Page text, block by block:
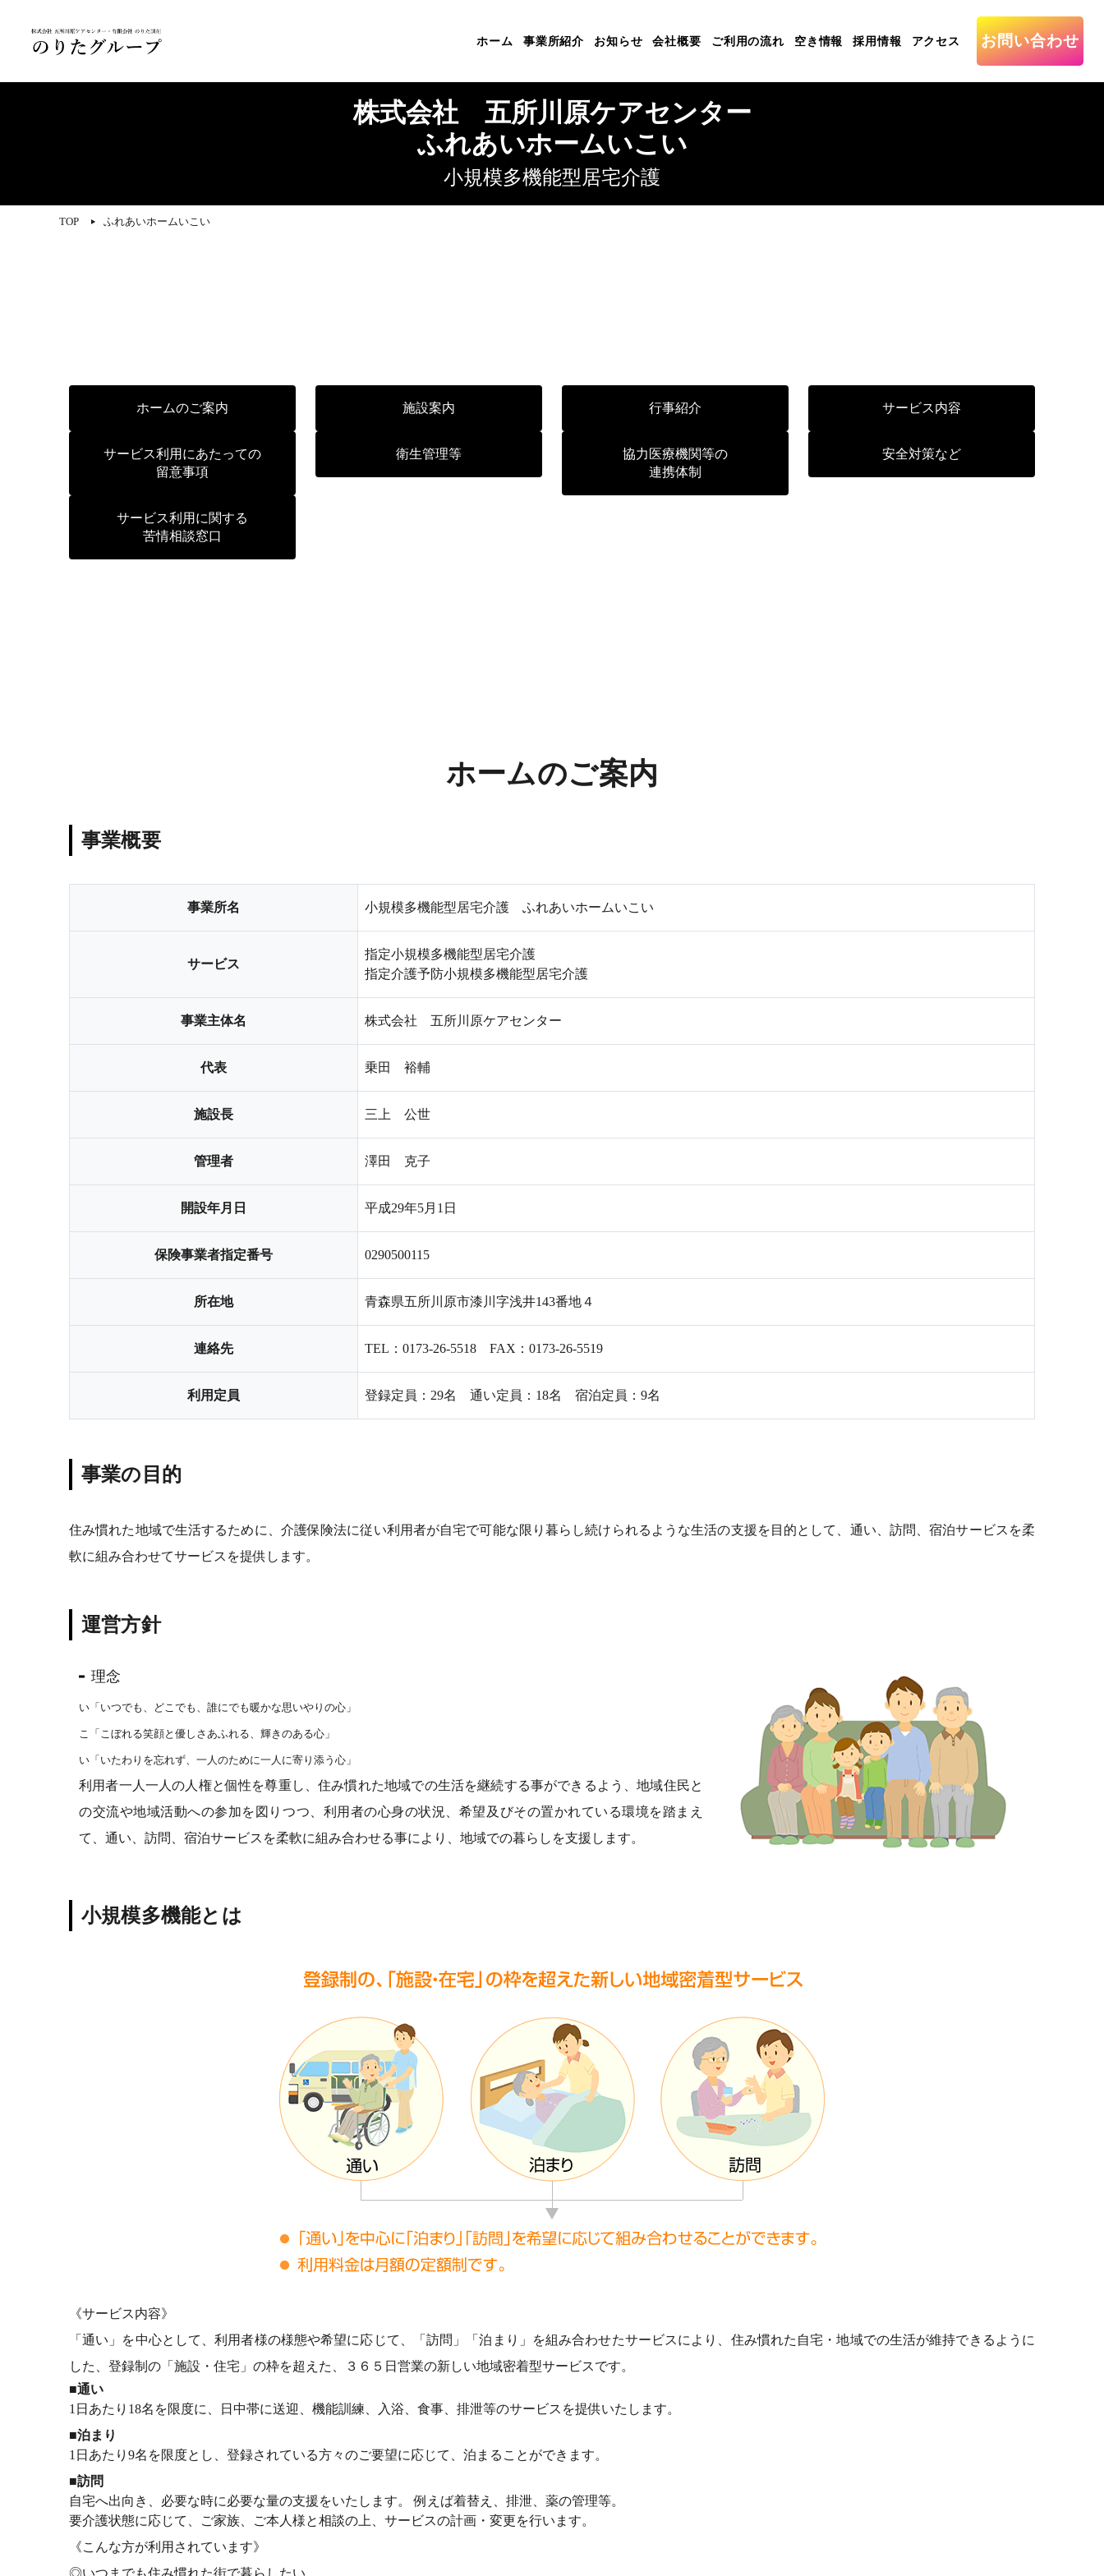
ホーム 事業所紹介 お知らせ 会社概要 ご利用の流れ 空き情報 採用情報 アクセス お問い合わせ
株式会社 五所川原ケアセンター
ふれあいホームいこい
小規模多機能型居宅介護
TOP ふれあいホームいこい
ホームのご案内 施設案内 行事紹介 サービス内容
サービス利用にあたっての
留意事項
衛生管理等
協力医療機関等の
連携体制
安全対策など
サービス利用に関する
苦情相談窓口
ホームのご案内
事業概要
事業所名 小規模多機能型居宅介護 ふれあいホームいこい
サービス
指定小規模多機能型居宅介護
指定介護予防小規模多機能型居宅介護
事業主体名 株式会社 五所川原ケアセンター
代表 乗田 裕輔
施設長 三上 公世
管理者 澤田 克子
開設年月日 平成29年5月1日
保険事業者指定番号 0290500115
所在地 青森県五所川原市漆川字浅井143番地４
連絡先 TEL： 0173-26-5518 FAX：0173-26-5519
利用定員 登録定員：29名 通い定員：18名 宿泊定員：9名
事業の目的
住み慣れた地域で生活するために、介護保険法に従い利用者が自宅で可能な限り暮らし続けられるような生活の支援を目的として、通い、訪問、宿泊サービスを柔
軟に組み合わせてサービスを提供します。
運営方針
理念
い「いつでも、どこでも、誰にでも暖かな思いやりの心」
こ「こぼれる笑顔と優しさあふれる、輝きのある心」
い「いたわりを忘れず、一人のために一人に寄り添う心」
利用者一人一人の人権と個性を尊重し、住み慣れた地域での生活を継続する事ができるよう、地域住民と
の交流や地域活動への参加を図りつつ、利用者の心身の状況、希望及びその置かれている環境を踏まえ
て、通い、訪問、宿泊サービスを柔軟に組み合わせる事により、地域での暮らしを支援します。
小規模多機能とは
《サービス内容》
「通い」を中心として、利用者様の様態や希望に応じて、「訪問」「泊まり」を組み合わせたサービスにより、住み慣れた自宅・地域での生活が維持できるように
した、登録制の「施設・住宅」の枠を超えた、３６５日営業の新しい地域密着型サービスです。
■通い
1日あたり18名を限度に、日中帯に送迎、機能訓練、入浴、食事、排泄等のサービスを提供いたします。
■泊まり
1日あたり9名を限度とし、登録されている方々のご要望に応じて、泊まることができます。
■訪問
自宅へ出向き、必要な時に必要な量の支援をいたします。 例えば着替え、排泄、薬の管理等。
要介護状態に応じて、ご家族、ご本人様と相談の上、サービスの計画・変更を行います。
《こんな方が利用されています》
◎いつまでも住み慣れた街で暮らしたい